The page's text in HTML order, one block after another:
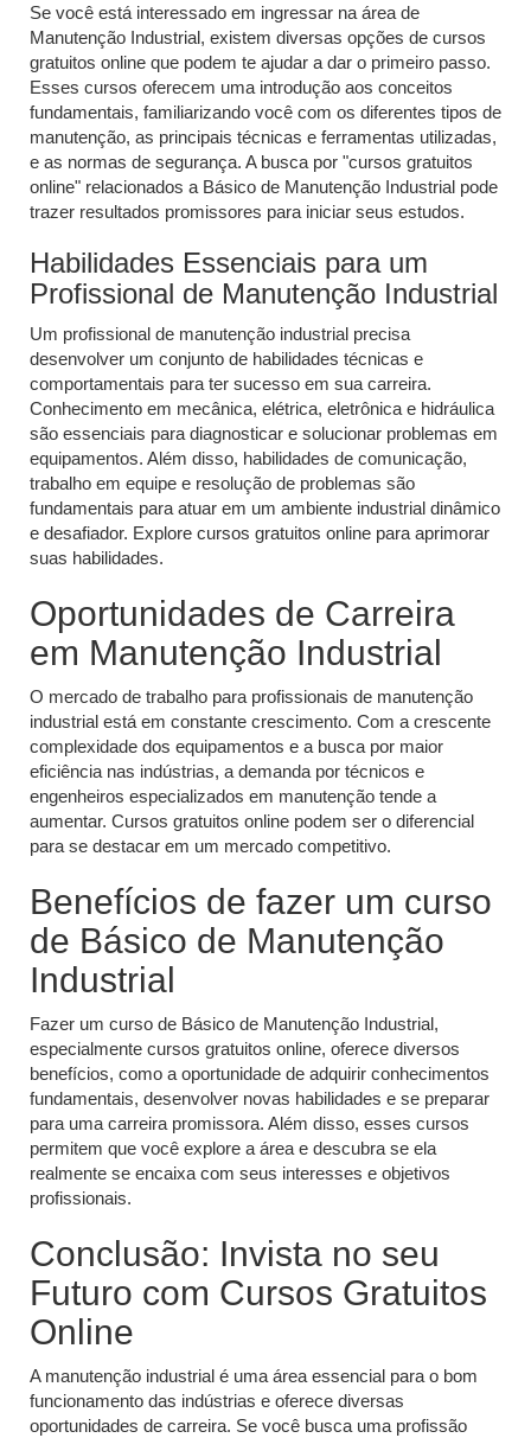
Se você está interessado em ingressar na área de
Manutenção Industrial, existem diversas opções de cursos
gratuitos online que podem te ajudar a dar o primeiro passo.
Esses cursos oferecem uma introdução aos conceitos
fundamentais, familiarizando você com os diferentes tipos de
manutenção, as principais técnicas e ferramentas utilizadas,
e as normas de segurança. A busca por "cursos gratuitos
online" relacionados a Básico de Manutenção Industrial pode
trazer resultados promissores para iniciar seus estudos.
Habilidades Essenciais para um
Profissional de Manutenção Industrial
Um profissional de manutenção industrial precisa
desenvolver um conjunto de habilidades técnicas e
comportamentais para ter sucesso em sua carreira.
Conhecimento em mecânica, elétrica, eletrônica e hidráulica
são essenciais para diagnosticar e solucionar problemas em
equipamentos. Além disso, habilidades de comunicação,
trabalho em equipe e resolução de problemas são
fundamentais para atuar em um ambiente industrial dinâmico
e desafiador. Explore cursos gratuitos online para aprimorar
suas habilidades.
Oportunidades de Carreira
em Manutenção Industrial
O mercado de trabalho para profissionais de manutenção
industrial está em constante crescimento. Com a crescente
complexidade dos equipamentos e a busca por maior
eficiência nas indústrias, a demanda por técnicos e
engenheiros especializados em manutenção tende a
aumentar. Cursos gratuitos online podem ser o diferencial
para se destacar em um mercado competitivo.
Benefícios de fazer um curso
de Básico de Manutenção
Industrial
Fazer um curso de Básico de Manutenção Industrial,
especialmente cursos gratuitos online, oferece diversos
benefícios, como a oportunidade de adquirir conhecimentos
fundamentais, desenvolver novas habilidades e se preparar
para uma carreira promissora. Além disso, esses cursos
permitem que você explore a área e descubra se ela
realmente se encaixa com seus interesses e objetivos
profissionais.
Conclusão: Invista no seu
Futuro com Cursos Gratuitos
Online
A manutenção industrial é uma área essencial para o bom
funcionamento das indústrias e oferece diversas
oportunidades de carreira. Se você busca uma profissão